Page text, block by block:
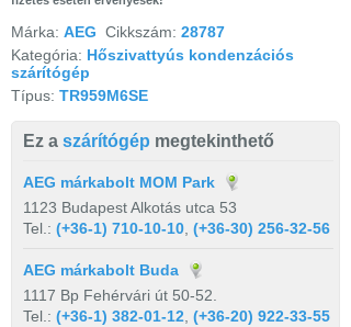
Márka: AEG Cikkszám: 28787
Kategória: Hőszivattyús kondenzációs
szárítógép
Típus: TR959M6SE
Ez a szárítógép megtekinthető
AEG márkabolt MOM Park
1123 Budapest Alkotás utca 53
Tel.: (+36-1) 710-10-10 (+36-30) 256-32-56
AEG márkabolt Buda
1117 Bp Fehérvári út 50-52.
Tel.: (+36-1) 382-01-12 (+36-20) 922-33-55